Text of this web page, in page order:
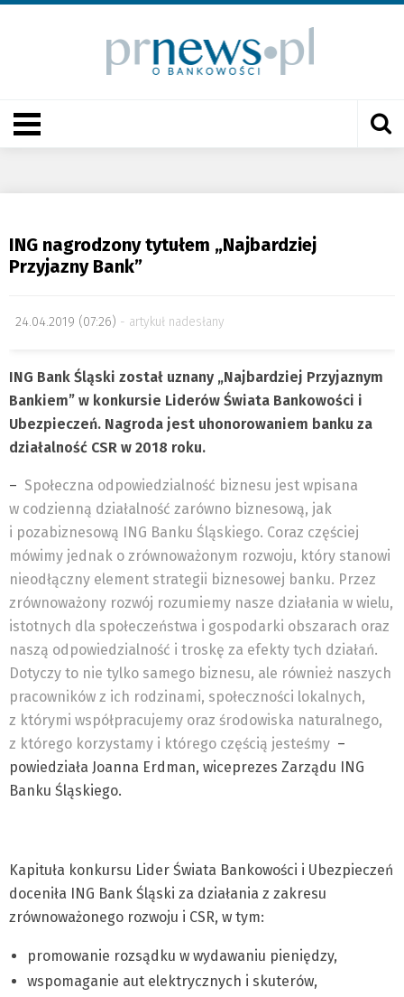
ING nagrodzony tytułem „Najbardziej
Przyjazny Bank”
24.04.2019 (07:26) artykuł nadesłany
ING Bank Śląski został uznany „Najbardziej Przyjaznym
Bankiem” w konkursie Liderów Świata Bankowości i
Ubezpieczeń. Nagroda jest uhonorowaniem banku za
działalność CSR w 2018 roku.
– Społeczna odpowiedzialność biznesu jest wpisana
w codzienną działalność zarówno biznesową, jak
i pozabiznesową ING Banku Śląskiego. Coraz częściej
mówimy jednak o zrównoważonym rozwoju, który stanowi
nieodłączny element strategii biznesowej banku. Przez
zrównoważony rozwój rozumiemy nasze działania w wielu,
istotnych dla społeczeństwa i gospodarki obszarach oraz
naszą odpowiedzialność i troskę za efekty tych działań.
Dotyczy to nie tylko samego biznesu, ale również naszych
pracowników z ich rodzinami, społeczności lokalnych,
z którymi współpracujemy oraz środowiska naturalnego,
z którego korzystamy i którego częścią jesteśmy –
powiedziała Joanna Erdman, wiceprezes Zarządu ING
Banku Śląskiego.
Kapituła konkursu Lider Świata Bankowości i Ubezpieczeń
doceniła ING Bank Śląski za działania z zakresu
zrównoważonego rozwoju i CSR, w tym:
promowanie rozsądku w wydawaniu pieniędzy,
wspomaganie aut elektrycznych i skuterów,